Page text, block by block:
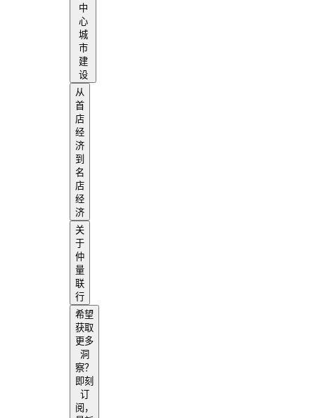
中
心
城
市
建
设
从
首
店
经
济
到
名
店
经
济
关
于
仲
量
联
行
希望
获取
更多
洞
察？
即刻
订
阅，